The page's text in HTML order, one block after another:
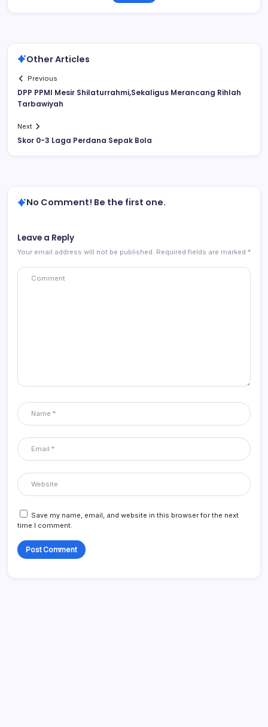
Other Articles
Previous
DPP PPMI Mesir Shilaturrahmi,Sekaligus Merancang Rihlah
Tarbawiyah
Next
Skor 0-3 Laga Perdana Sepak Bola
No Comment! Be the first one.
Leave a Reply
Your email address will not be published. Required fields are marked *
Save my name, email, and website in this browser for the next
time I comment.